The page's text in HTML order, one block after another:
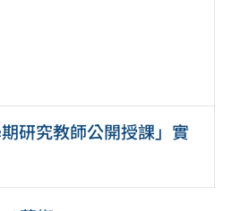
研究教師公開授課」實